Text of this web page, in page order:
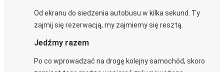
Od ekranu do siedzenia autobusu w kilka sekund. Ty
zajmij się rezerwacją, my zajmiemy się resztą.
Jedźmy razem
Po co wprowadzać na drogę kolejny samochód, skoro